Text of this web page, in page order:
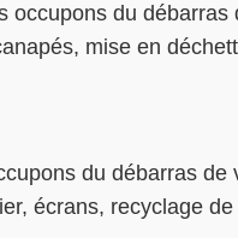
occupons du
mise en
du débarras
écrans, recyclage